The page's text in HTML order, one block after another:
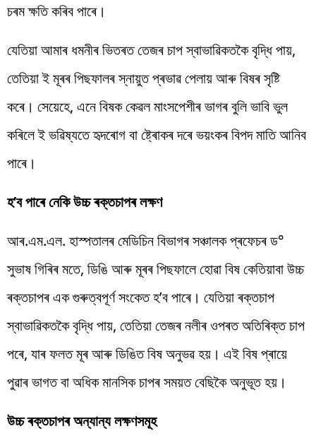
চৰম ক্ষতি কৰিব পাৰে।
যেতিয়া আমাৰ ধমনীৰ ভিতৰত তেজৰ চাপ স্বাভাৱিকতকৈ বৃদ্ধি পায়,
তেতিয়া ই মূৰৰ পিছফালৰ স্নায়ুত প্ৰভাৱ পেলায় আৰু বিষৰ সৃষ্টি
কৰে। সেয়েহে, এনে বিষক কেৱল মাংসপেশীৰ ভাগৰ বুলি ভাবি ভুল
কৰিলে ই ভৱিষ্যতে হৃদৰোগ বা ষ্ট্ৰোকৰ দৰে ভয়ংকৰ বিপদ মাতি আনিব
পাৰে।
হ’ব পাৰে নেকি উচ্চ ৰক্তচাপৰ লক্ষণ
আৰ.এম.এল. হাস্পতালৰ মেডিচিন বিভাগৰ সঞ্চালক প্ৰফেচৰ ড°
সুভাষ গিৰিৰ মতে, ডিঙি আৰু মূৰৰ পিছফালে হোৱা বিষ কেতিয়াবা উচ্চ
ৰক্তচাপৰ এক গুৰুত্বপূৰ্ণ সংকেত হ’ব পাৰে। যেতিয়া ৰক্তচাপ
স্বাভাৱিকতকৈ বৃদ্ধি পায়, তেতিয়া তেজৰ নলীৰ ওপৰত অতিৰিক্ত চাপ
পৰে, যাৰ ফলত মূৰ আৰু ডিঙিত বিষ অনুভৱ হয়। এই বিষ প্ৰায়ে
পুৱাৰ ভাগত বা অধিক মানসিক চাপৰ সময়ত বেছিকৈ অনুভূত হয়।
উচ্চ ৰক্তচাপৰ অন্যান্য লক্ষণসমূহ